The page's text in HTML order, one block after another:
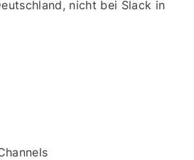
nicht bei Slack in